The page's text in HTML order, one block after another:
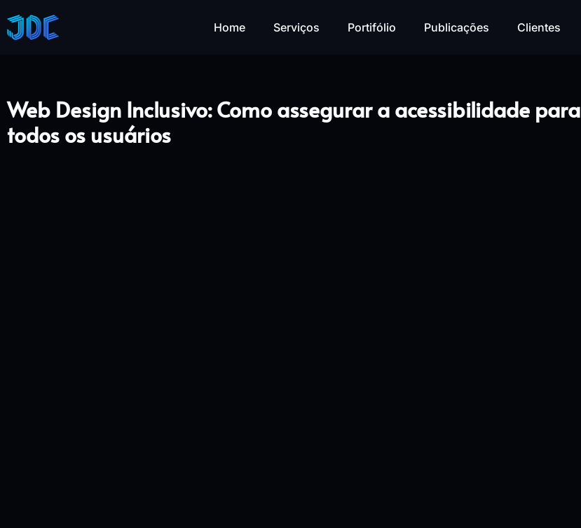
Home Serviços Portifólio Publicações Clientes
Web Design Inclusivo: Como assegurar a acessibilidade para
todos os usuários